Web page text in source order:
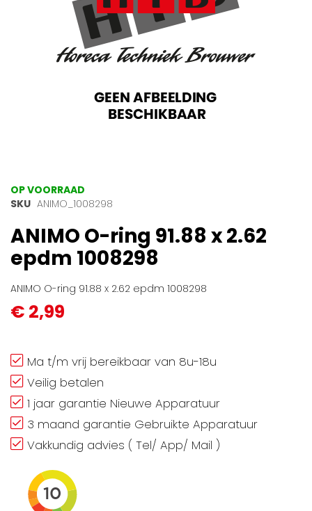
Ga
naar
begin
van
de
afbeeldingen-
gallerij
OP VOORRAAD
SKU ANIMO_1008298
ANIMO O-ring 91.88 x 2.62
epdm 1008298
ANIMO O-ring 91.88 x 2.62 epdm 1008298
€ 2,99
Ma t/m vrij bereikbaar van 8u-18u
Veilig betalen
1 jaar garantie Nieuwe Apparatuur
3 maand garantie Gebruikte Apparatuur
Vakkundig advies ( Tel/ App/ Mail )